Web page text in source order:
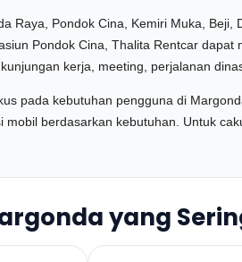
Raya, Pondok Cina, Kemiri Muka,
Pondok Cina, Thalita Rentcar
kerja, meeting, perjalanan
pada kebutuhan pengguna di
berdasarkan kebutuhan. Untuk
yang